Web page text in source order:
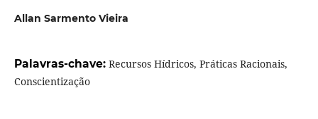
Allan Sarmento Vieira
Palavras-chave: Recursos Hídricos, Práticas Racionais,
Conscientização